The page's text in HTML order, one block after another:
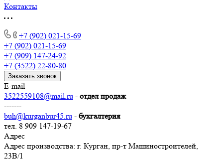
Контакты
+7 (902) 021-15-69
+7 (902) 021-15-69
+7 (909) 147-24-92
+7 (3522) 22-80-80
Заказать звонок
E-mail
3522559108@mail.ru - отдел продаж
-------
buh@kurganbur45.ru - бухгалтерия
тел. 8 909 147-19-67
Адрес
Адрес производства: г. Курган, пр-т Машиностроителей,
23В/1